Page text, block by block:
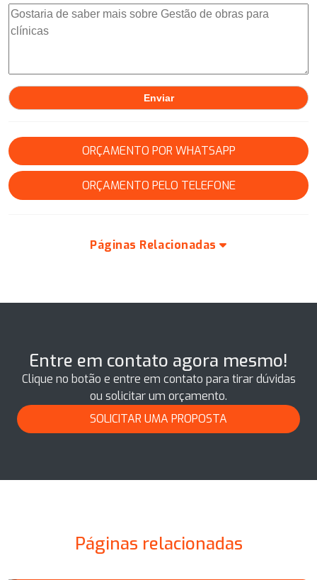
ORÇAMENTO POR WHATSAPP
ORÇAMENTO PELO TELEFONE
Páginas Relacionadas
Entre em contato agora mesmo!
Clique no botão e entre em contato para tirar dúvidas
ou solicitar um orçamento.
SOLICITAR UMA PROPOSTA
Páginas relacionadas